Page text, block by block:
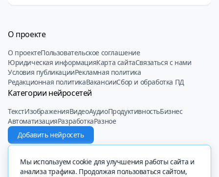
О проекте
О проектеПользовательское соглашение
Юридическая информацияКарта сайтаСвязаться с нами
Условия публикацииРекламная политика
Редакционная политикаВакансииСбор и обработка ПД
Категории нейросетей
ТекстИзображенияВидеоАудиоПродуктивностьБизнес
АвтоматизацияРазработкаРазное
Добавить нейросеть
Мы используем cookie для улучшения работы сайта и
анализа трафика. Продолжая пользоваться сайтом,